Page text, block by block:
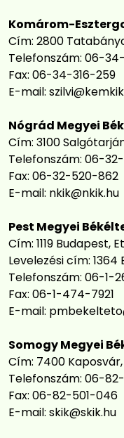
Komárom-
Cím: 2800
Telefonszám: 06-
Fax: 06-34-316-259
E-mail:
Nógrád Megyei
Cím: 3100
Telefonszám: 06-
Fax: 06-32-520-862
E-mail: nkik@nkik.hu
Pest Megyei
Cím: 1119 Budapest,
Levelezési cím: 1364
Telefonszám: 06-1-
Fax: 06-1-474-7921
E-mail:
Somogy Megyei
Cím: 7400 Kaposvár,
Telefonszám: 06-
Fax: 06-82-501-046
E-mail: skik@skik.hu